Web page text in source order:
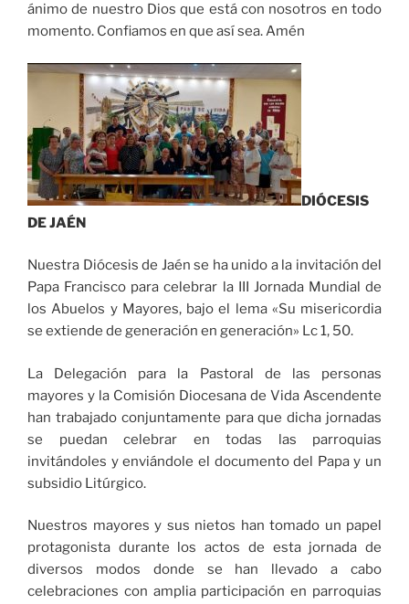
ánimo de nuestro Dios que está con nosotros en todo
momento. Confiamos en que así sea. Amén
DIÓCESIS
DE JAÉN
Nuestra Diócesis de Jaén se ha unido a la invitación del
Papa Francisco para celebrar la III Jornada Mundial de
los Abuelos y Mayores, bajo el lema «Su misericordia
se extiende de generación en generación» Lc 1, 50.
La Delegación para la Pastoral de las personas
mayores y la Comisión Diocesana de Vida Ascendente
han trabajado conjuntamente para que dicha jornadas
se puedan celebrar en todas las parroquias
invitándoles y enviándole el documento del Papa y un
subsidio Litúrgico.
Nuestros mayores y sus nietos han tomado un papel
protagonista durante los actos de esta jornada de
diversos modos donde se han llevado a cabo
celebraciones con amplia participación en parroquias